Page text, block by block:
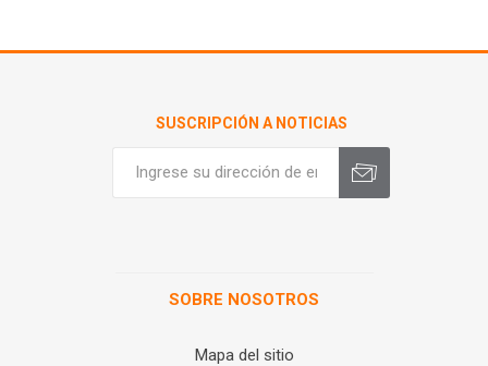
SUSCRIPCIÓN A NOTICIAS
SOBRE NOSOTROS
Mapa del sitio